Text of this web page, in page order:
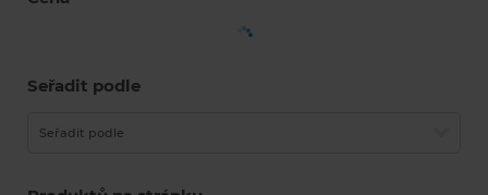
Seřadit podle
Seřadit podle